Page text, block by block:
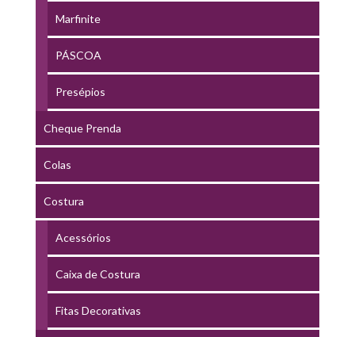
Marfinite
PÁSCOA
Presépios
Cheque Prenda
Colas
Costura
Acessórios
Caixa de Costura
Fitas Decorativas